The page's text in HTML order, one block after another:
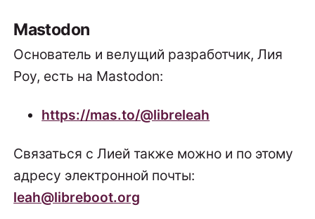
Mastodon
Основатель и велущий разработчик, Лия
Роу, есть на Mastodon:
https://mas.to/@libreleah
Связаться с Лией также можно и по этому
адресу электронной почты:
leah@libreboot.org